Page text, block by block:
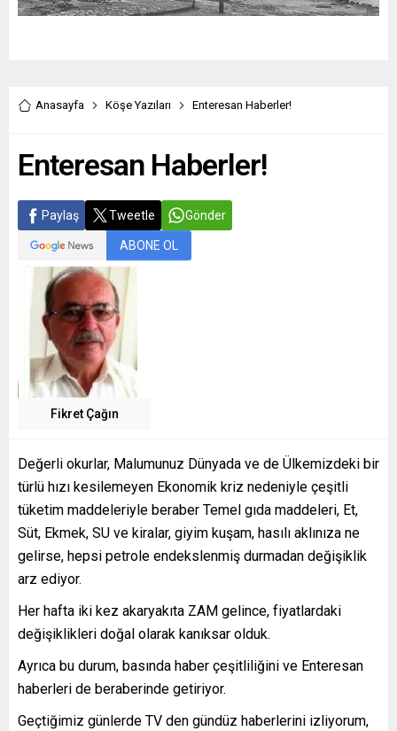
Anasayfa Köşe Yazıları Enteresan Haberler!
Enteresan Haberler!
Paylaş Tweetle Gönder
ABONE OL
Fikret Çağın
Değerli okurlar, Malumunuz Dünyada ve de Ülkemizdeki bir
türlü hızı kesilemeyen Ekonomik kriz nedeniyle çeşitli
tüketim maddeleriyle beraber Temel gıda maddeleri, Et,
Süt, Ekmek, SU ve kiralar, giyim kuşam, hasılı aklınıza ne
gelirse, hepsi petrole endekslenmiş durmadan değişiklik
arz ediyor.
Her hafta iki kez akaryakıta ZAM gelince, fiyatlardaki
değişiklikleri doğal olarak kanıksar olduk.
Ayrıca bu durum, basında haber çeşitliliğini ve Enteresan
haberleri de beraberinde getiriyor.
Geçtiğimiz günlerde TV den gündüz haberlerini izliyorum,